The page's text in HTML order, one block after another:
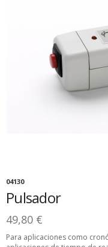
04130
Pulsador
49,80 €
Para aplicaciones como